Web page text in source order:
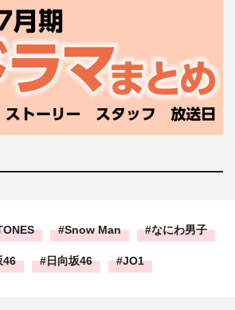
Snow Man なにわ男子
46 日向坂46 JO1